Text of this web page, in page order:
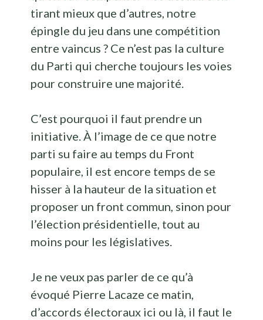
tirant mieux que d’autres, notre
épingle du jeu dans une compétition
entre vaincus ? Ce n’est pas la culture
du Parti qui cherche toujours les voies
pour construire une majorité.
C’est pourquoi il faut prendre un
initiative. À l’image de ce que notre
parti su faire au temps du Front
populaire, il est encore temps de se
hisser à la hauteur de la situation et
proposer un front commun, sinon pour
l’élection présidentielle, tout au
moins pour les législatives.
Je ne veux pas parler de ce qu’à
évoqué Pierre Lacaze ce matin,
d’accords électoraux ici ou là, il faut le